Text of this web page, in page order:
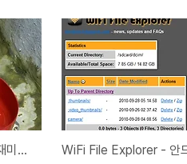
Fxcamera - 안드로이드용 재미있고, 독특한 사진촬영 프로그램